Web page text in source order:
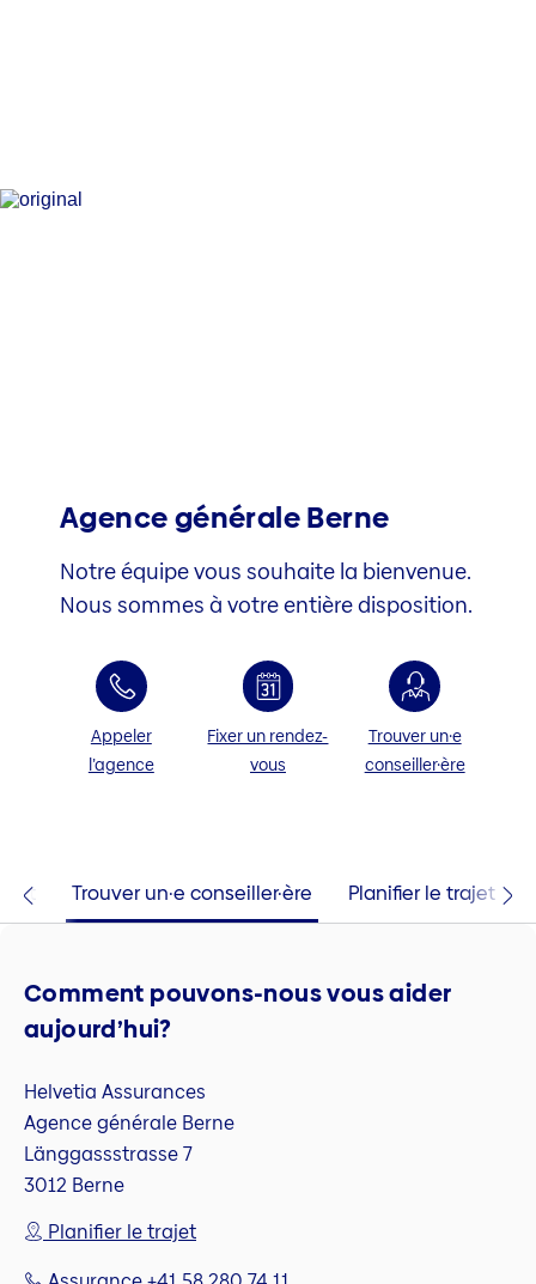
Agence générale Berne
Notre équipe vous souhaite la bienvenue.
Nous sommes à votre entière disposition.
Appeler
l’agence
Fixer un rendez-
vous
Trouver un·e
conseiller·ère
Trouver un·e conseiller·ère Planifier le trajet
Comment pouvons-nous vous aider
aujourd’hui?
Helvetia Assurances
Agence générale Berne
Länggassstrasse 7
3012 Berne
Planifier le trajet